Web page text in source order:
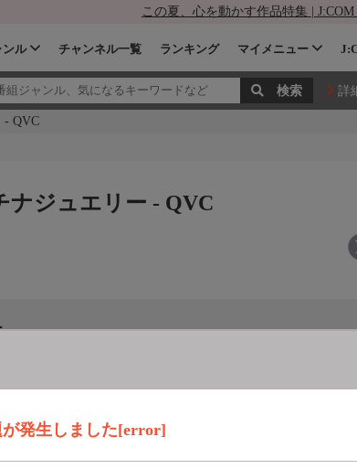
この夏、心を動かす作品特集 |
ンル チャンネル一覧 ランキング マイメニュー
詳
- QVC
発生しました[error]
ナジュエリー - QVC
登録